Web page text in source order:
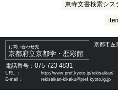
東寺文書検索シス
お問い合わせ先
京都府立京都学・歴彩館
京都市左
電話番号：075-723-4831
URL ：
http://www.pref.kyoto.jp/rekisaikan/
E-mail：
rekisaikan-kikaku@pref.kyoto.lg.jp